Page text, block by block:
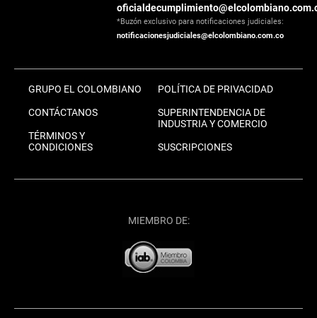
*Buzón exclusivo para notificaciones judiciales:
notificacionesjudiciales@elcolombiano.com.co
GRUPO EL COLOMBIANO
CONTÁCTANOS
TÉRMINOS Y
CONDICIONES
POLÍTICA DE PRIVACIDAD
SUPERINTENDENCIA DE
INDUSTRIA Y COMERCIO
SUSCRIPCIONES
MIEMBRO DE: